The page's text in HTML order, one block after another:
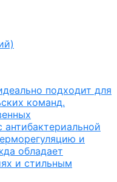
подходит для
команд.
антибактериальной
и
обладает
и стильным